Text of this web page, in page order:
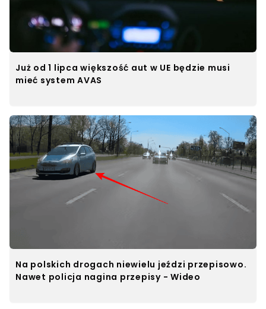
Już od 1 lipca większość aut w UE będzie musi
mieć system AVAS
Na polskich drogach niewielu jeździ przepisowo.
Nawet policja nagina przepisy - Wideo